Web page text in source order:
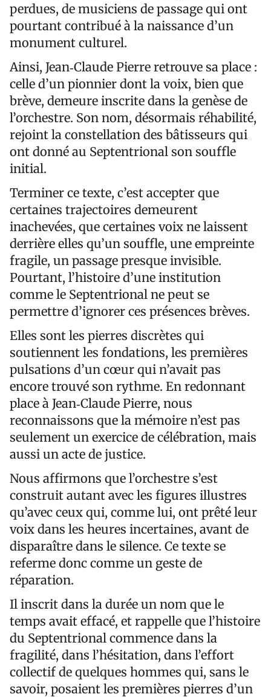
perdues, de musiciens de passage qui ont
pourtant contribué à la naissance d’un
monument culturel.
Ainsi, Jean‑Claude Pierre retrouve sa place :
celle d’un pionnier dont la voix, bien que
brève, demeure inscrite dans la genèse de
l’orchestre. Son nom, désormais réhabilité,
rejoint la constellation des bâtisseurs qui
ont donné au Septentrional son souffle
initial.
Terminer ce texte, c’est accepter que
certaines trajectoires demeurent
inachevées, que certaines voix ne laissent
derrière elles qu’un souffle, une empreinte
fragile, un passage presque invisible.
Pourtant, l’histoire d’une institution
comme le Septentrional ne peut se
permettre d’ignorer ces présences brèves.
Elles sont les pierres discrètes qui
soutiennent les fondations, les premières
pulsations d’un cœur qui n’avait pas
encore trouvé son rythme. En redonnant
place à Jean‑Claude Pierre, nous
reconnaissons que la mémoire n’est pas
seulement un exercice de célébration, mais
aussi un acte de justice.
Nous affirmons que l’orchestre s’est
construit autant avec les figures illustres
qu’avec ceux qui, comme lui, ont prêté leur
voix dans les heures incertaines, avant de
disparaître dans le silence. Ce texte se
referme donc comme un geste de
réparation.
Il inscrit dans la durée un nom que le
temps avait effacé, et rappelle que l’histoire
du Septentrional commence dans la
fragilité, dans l’hésitation, dans l’effort
collectif de quelques hommes qui, sans le
savoir, posaient les premières pierres d’un